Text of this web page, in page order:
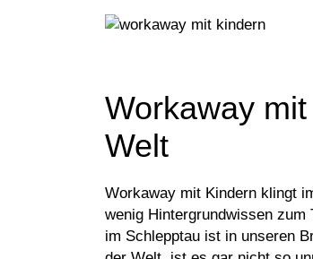
Workaway
Welt
Workaway mit Kindern klingt
wenig Hintergrundwissen
im Schlepptau ist in unseren